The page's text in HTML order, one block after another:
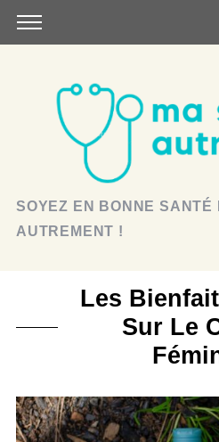
SOYEZ EN BONNE SANTÉ
AUTREMENT !
Les
Sur Le